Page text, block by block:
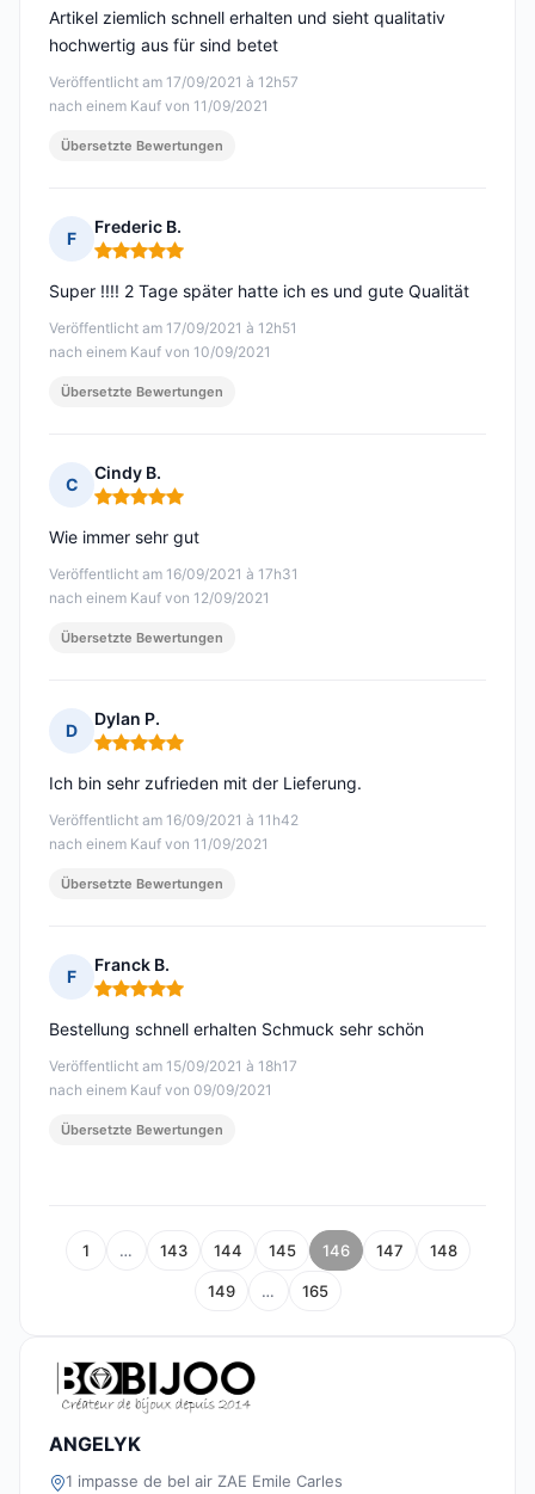
Veröffentlicht am 17/09/2021 à 12h57
nach einem Kauf von 11/09/2021
Artikel ziemlich schnell erhalten und sieht qualitativ
hochwertig aus für sind betet
Übersetzte Bewertungen
F
Frederic B.
Hinweis: 5 von 5
Veröffentlicht am 17/09/2021 à 12h51
nach einem Kauf von 10/09/2021
Super !!!! 2 Tage später hatte ich es und gute Qualität
Übersetzte Bewertungen
C
Cindy B.
Hinweis: 5 von 5
Veröffentlicht am 16/09/2021 à 17h31
nach einem Kauf von 12/09/2021
Wie immer sehr gut
Übersetzte Bewertungen
D
Dylan P.
Hinweis: 5 von 5
Veröffentlicht am 16/09/2021 à 11h42
nach einem Kauf von 11/09/2021
Ich bin sehr zufrieden mit der Lieferung.
Übersetzte Bewertungen
F
Franck B.
Hinweis: 5 von 5
Veröffentlicht am 15/09/2021 à 18h17
nach einem Kauf von 09/09/2021
Bestellung schnell erhalten Schmuck sehr schön
Übersetzte Bewertungen
1 … 143 144 145 146 147 148
149 … 165
ANGELYK
1 impasse de bel air ZAE Emile Carles